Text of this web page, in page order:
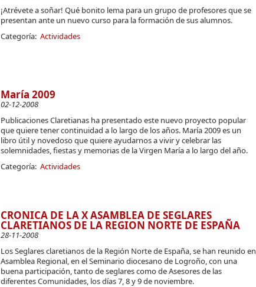
¡Atrévete a soñar! Qué bonito lema para un grupo de profesores que se
presentan ante un nuevo curso para la formación de sus alumnos.
Categoría: Actividades
María 2009
02-12-2008
Publicaciones Claretianas ha presentado este nuevo proyecto popular
que quiere tener continuidad a lo largo de los años. María 2009 es un
libro útil y novedoso que quiere ayudarnos a vivir y celebrar las
solemnidades, fiestas y memorias de la Virgen María a lo largo del año.
Categoría: Actividades
CRONICA DE LA X ASAMBLEA DE SEGLARES
CLARETIANOS DE LA REGION NORTE DE ESPAÑA
28-11-2008
Los Seglares claretianos de la Región Norte de España, se han reunido en
Asamblea Regional, en el Seminario diocesano de Logroño, con una
buena participación, tanto de seglares como de Asesores de las
diferentes Comunidades, los días 7, 8 y 9 de noviembre.